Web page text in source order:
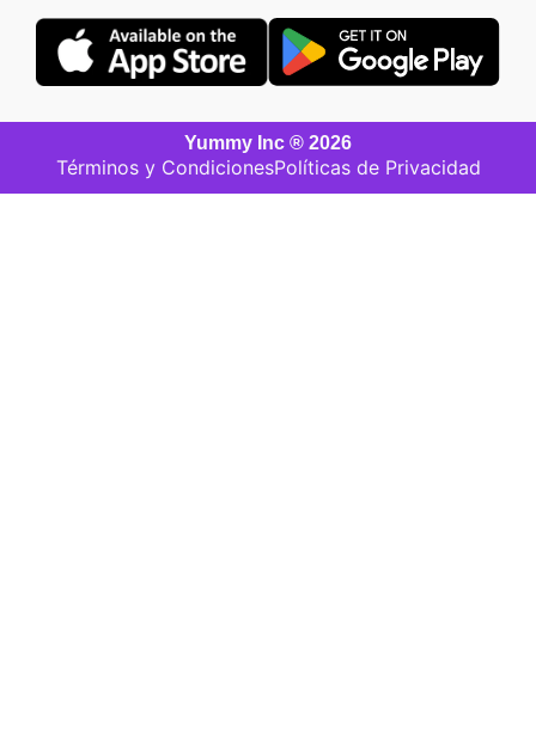
Yummy Inc ® 2026
Términos y CondicionesPolíticas de Privacidad